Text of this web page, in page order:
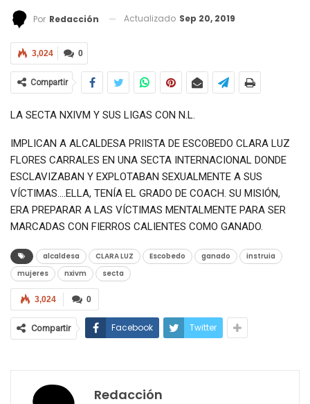
Por Redacción Actualizado Sep 20, 2019
0
3,024
Compartir
LA SECTA NXIVM Y SUS LIGAS CON N.L.
IMPLICAN A ALCALDESA PRIISTA DE ESCOBEDO CLARA LUZ
FLORES CARRALES EN UNA SECTA INTERNACIONAL DONDE
ESCLAVIZABAN Y EXPLOTABAN SEXUALMENTE A SUS
VÍCTIMAS….ELLA, TENÍA EL GRADO DE COACH. SU MISIÓN,
ERA PREPARAR A LAS VÍCTIMAS MENTALMENTE PARA SER
MARCADAS CON FIERROS CALIENTES COMO GANADO.
alcaldesa CLARA LUZ Escobedo ganado
instruia
mujeres
nxivm secta
0
3,024
Compartir Facebook Twitter
Redacción